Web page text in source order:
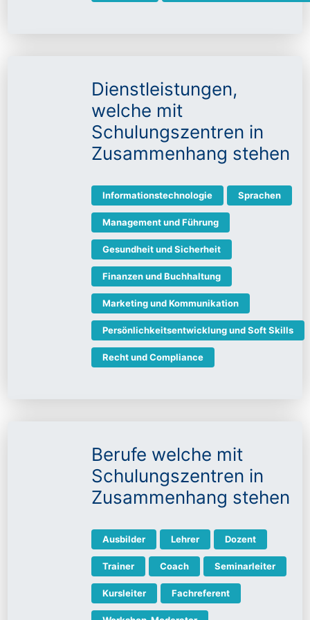
Dienstleistungen,
welche mit
Schulungszentren in
Zusammenhang stehen
Informationstechnologie Sprachen
Management und Führung
Gesundheit und Sicherheit
Finanzen und Buchhaltung
Marketing und Kommunikation
Persönlichkeitsentwicklung und Soft Skills
Recht und Compliance
Berufe welche mit
Schulungszentren in
Zusammenhang stehen
Ausbilder Lehrer Dozent
Trainer Coach Seminarleiter
Kursleiter Fachreferent